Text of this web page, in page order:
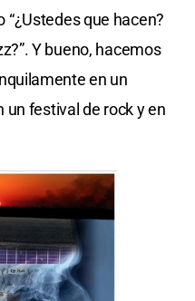
que hacen?
Y bueno, hacemos
en un
un festival de rock y en